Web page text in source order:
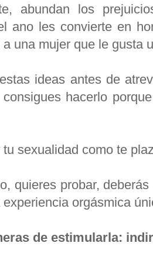
abundan los
ano les convierte en
una mujer que le gusta
ideas antes de
hacerlo
sexualidad como te
quieres probar,
orgásmica
de estimularla: